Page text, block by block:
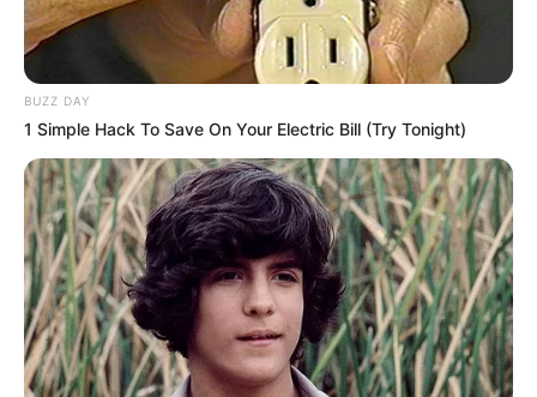
Umur: Profesi:
Youtuber
Edit
Jerome Polin adalah seorang YouTuber yang berasal dari
Surabaya, Jawa Timur.
Ia populer dengan konten yang berhubungan dengan matematika
BUZZ DAY
1 Simple Hack To Save On Your Electric Bill (Try Tonight)